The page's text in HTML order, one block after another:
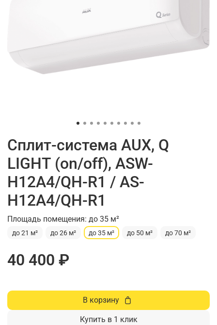
Сплит-система AUX, Q
LIGHT (on/off), ASW-
H12A4/QH-R1 / AS-
H12A4/QH-R1
Площадь помещения: до 35 м²
до 21 м² до 26 м² до 35 м² до 50 м² до 70 м²
40 400 ₽
В корзину
Купить в 1 клик